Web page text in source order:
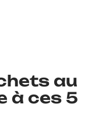
au
à ces 5